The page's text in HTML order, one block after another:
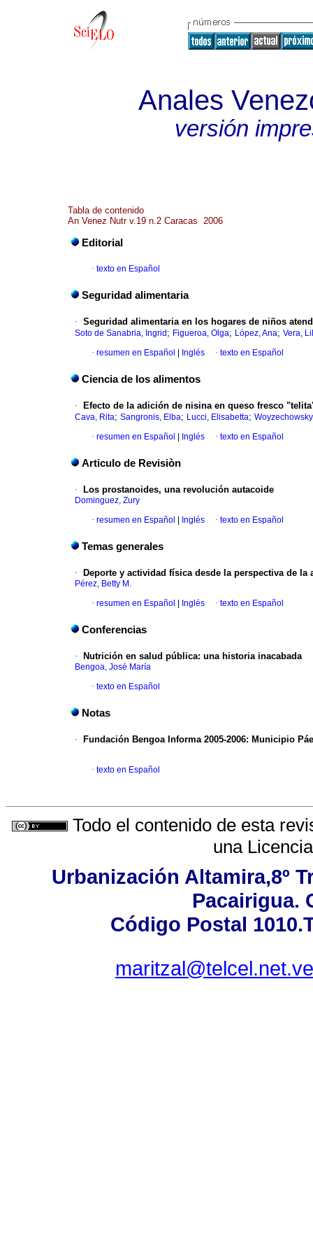
Anales
versión
Tabla de contenido
An Venez Nutr v.19 n.2 Caracas 2006
Editorial
· texto en Español
Seguridad alimentaria
· Seguridad alimentaria en los hogares de niños
Soto de Sanabria, Ingrid ; Figueroa, Olga; López, Ana; Vera,
· resumen en Español Inglés · texto en Español
Ciencia de los alimentos
· Efecto de la adición de nisina en queso fresco
Cava, Rita; Sangronis, Elba; Lucci, Elisabetta;
· resumen en Español Inglés · texto en Español
Articulo de Revisiòn
· Los prostanoides, una revolución autacoide
Dominguez, Zury
· resumen en Español Inglés · texto en Español
Temas generales
· Deporte y actividad física desde la perspectiva de
Pérez, Betty M.
· resumen en Español Inglés · texto en Español
Conferencias
· Nutrición en salud pública: una historia inacabada
Bengoa, José María
· texto en Español
Notas
· Fundación Bengoa Informa 2005-2006: Municipio
· texto en Español
Todo el contenido de esta
una
Urbanización Altamira,8º
Pacairigua.
Código Postal